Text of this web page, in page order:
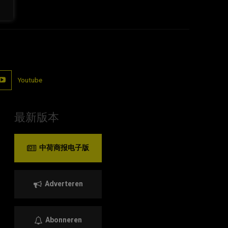
Youtube
最新版本
中荷商报电子版
Adverteren
Abonneren